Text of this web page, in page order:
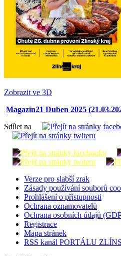
Zobrazit ve 3D
Magazín21 Duben 2025
Sdílet na
Verze pro slabší zrak
Zásady používání souborů
Prohlášení o přístupnosti
Ochrana oznamovatelů
Ochrana osobních údajů
Registrace
Mapa stránek
RSS kanál PORTÁLU